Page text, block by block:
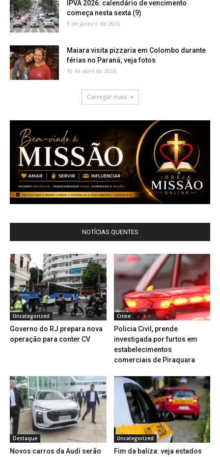
IPVA 2026: calendário de vencimento
começa nesta sexta (9)
9 de janeiro de 2026
Maiara visita pizzaria em Colombo durante
férias no Paraná; veja fotos
10 de abril de 2026
Carregar mais
NOTÍCIAS QUENTES
Uncategorized
Governo do RJ prepara nova
operação para conter CV
Crime
Policia Civil, prende
investigada por furtos em
estabelecimentos
comerciais de Piraquara
Destaque
Novos carros da Audi serão
Uncategorized
Fim da baliza: veja estados